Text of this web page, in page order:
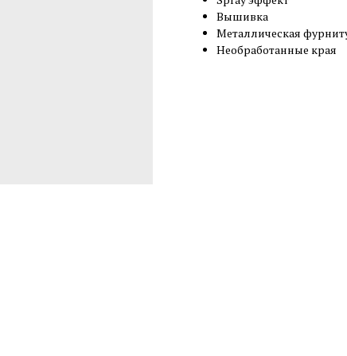
Вышивка
Металлическая
Необработанные края